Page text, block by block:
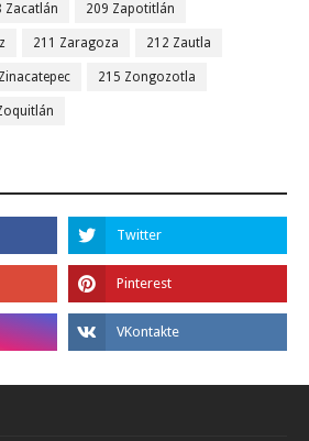
Zacatlán 209 Zapotitlán
211 Zaragoza 212 Zautla
215 Zongozotla